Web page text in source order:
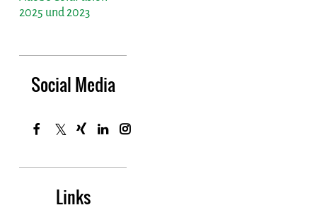
2025 und 2023
Social Media
Links